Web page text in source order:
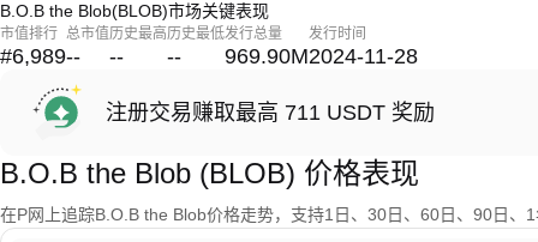
B.O.B the Blob(BLOB)市场关键表现
市值排行
#6,989
总市值
--
历史最高
--
历史最低
--
发行总量
969.90M
发行时间
2024-11-28
注册交易赚取最高 711 USDT 奖励
B.O.B the Blob (BLOB) 价格表现
在P网上追踪B.O.B the Blob价格走势，支持1日、30日、60日、90日、